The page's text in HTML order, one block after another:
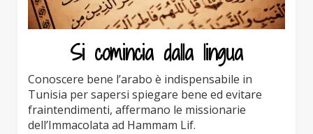
Si comincia dalla lingua
Conoscere bene l’arabo è indispensabile in
Tunisia per sapersi spiegare bene ed evitare
fraintendimenti, affermano le missionarie
dell’Immacolata ad Hammam Lif.